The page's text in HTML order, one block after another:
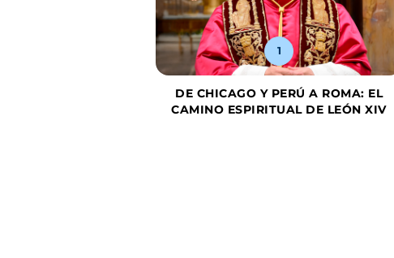
1
DE CHICAGO Y PERÚ A ROMA: EL
CAMINO ESPIRITUAL DE LEÓN XIV